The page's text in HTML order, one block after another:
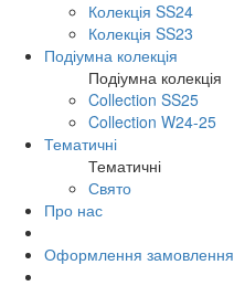
Колекція SS24
Колекція SS23
Подіумна колекція
Подіумна колекція
Collection SS25
Collection W24-25
Тематичні
Тематичні
Свято
Про нас
Оформлення замовлення